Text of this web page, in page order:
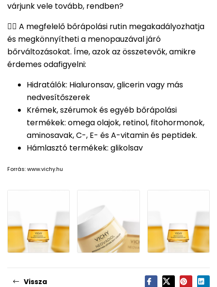
várjunk vele tovább, rendben?
👉🏻 A megfelelő bőrápolási rutin megakadályozhatja
és megkönnyítheti a menopauzával járó
bőrváltozásokat. Íme, azok az összetevők, amikre
érdemes odafigyelni:
Hidratálók: Hialuronsav, glicerin vagy más
nedvesítőszerek
Krémek, szérumok és egyéb bőrápolási
termékek: omega olajok, retinol, fitohormonok,
aminosavak, C-, E- és A-vitamin és peptidek.
Hámlasztó termékek: glikolsav
Forrás: www.vichy.hu
Vissza